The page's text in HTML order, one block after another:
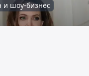
и шоу-бизнес